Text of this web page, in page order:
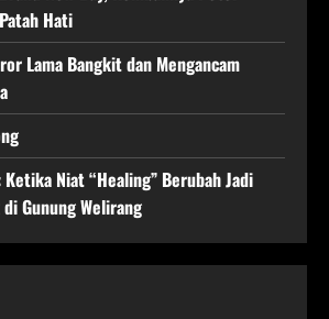
Hati
Lama Bangkit dan Mengancam
Niat “Healing” Berubah Jadi
Gunung Welirang